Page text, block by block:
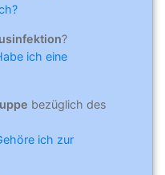
?
ich eine
bezüglich des
ich zur